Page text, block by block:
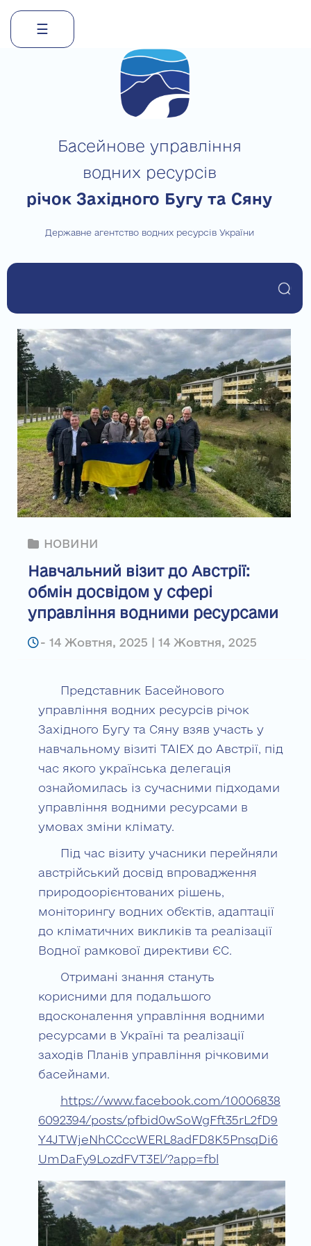
☰
Басейнове управління
водних ресурсів
річок Західного Бугу та Сяну
Державне агентство водних ресурсів України
НОВИНИ
Навчальний візит до Австрії:
обмін досвідом у сфері
управління водними ресурсами
- 14 Жовтня, 2025 | 14 Жовтня, 2025
Представник Басейнового
управління водних ресурсів річок
Західного Бугу та Сяну взяв участь у
навчальному візиті TAIEX до Австрії, під
час якого українська делегація
ознайомилась із сучасними підходами
управління водними ресурсами в
умовах зміни клімату.
Під час візиту учасники перейняли
австрійський досвід впровадження
природоорієнтованих рішень,
моніторингу водних об’єктів, адаптації
до кліматичних викликів та реалізації
Водної рамкової директиви ЄС.
Отримані знання стануть
корисними для подальшого
вдосконалення управління водними
ресурсами в Україні та реалізації
заходів Планів управління річковими
басейнами.
https://www.facebook.com/10006838
6092394/posts/pfbid0wSoWgFft35rL2fD9
Y4JTWjeNhCCccWERL8adFD8K5PnsqDi6
UmDaFy9LozdFVT3El/?app=fbl